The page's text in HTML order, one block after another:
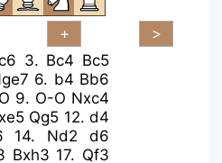
3. Bc4 Bc5
6. b4 Bb6
9. O-O Nxc4
Qg5 12.d4
14. Nd2
d6
Bxh3 17. Qf3